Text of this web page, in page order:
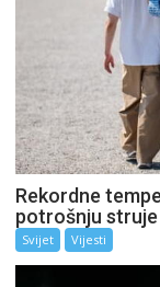
Rekordne
potrošnju struje
Svijet Vijesti